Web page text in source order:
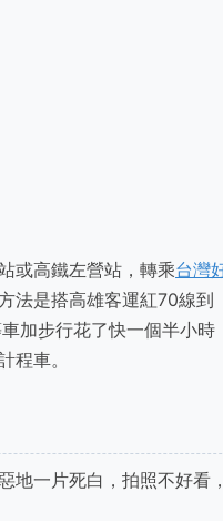
或高鐵左營站，轉乘台灣
法是搭高雄客運紅70線到
加步行花了快一個半小時
程車。
地一片死白，拍照不好看